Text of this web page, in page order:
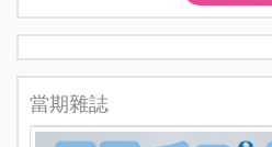
當期雜誌